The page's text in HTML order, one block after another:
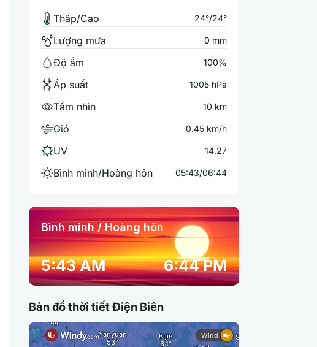
Thấp/Cao 24°/24°
Lượng mưa 0 mm
Độ ẩm 100%
Áp suất 1005 hPa
Tầm nhìn 10 km
Gió 0.45 km/h
UV 14.27
Bình minh/Hoàng hôn 05:43/06:44
Bình minh / Hoàng hôn
5:43 AM 6:44 PM
Bản đồ thời tiết Điện Biên